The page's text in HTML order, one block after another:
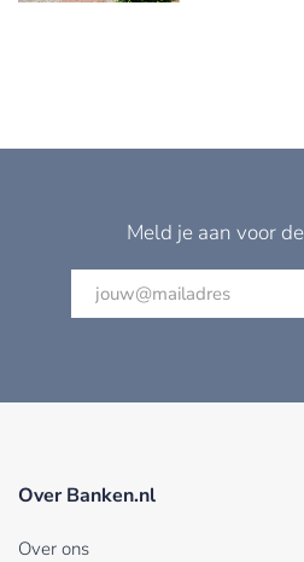
Meld je aan voor
Over Banken.nl
Over ons